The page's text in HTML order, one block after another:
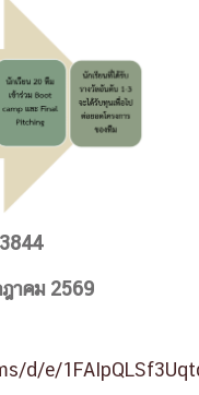
าคม 2569
e/